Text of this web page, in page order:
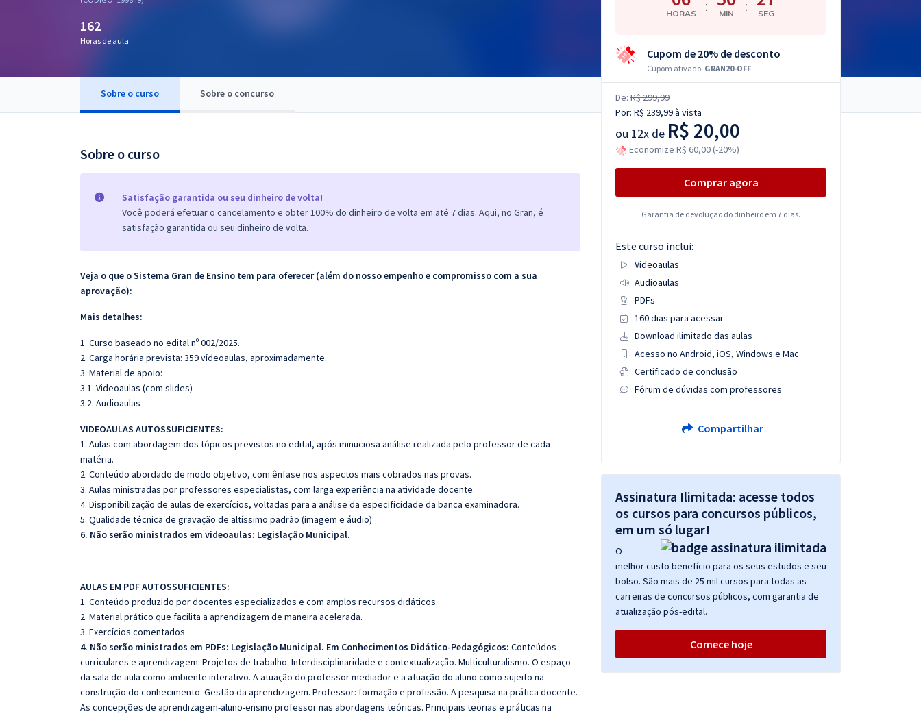
OAB
162
Horas de aula
Sobre o curso Sobre o concurso
Sobre o curso
Satisfação garantida ou seu dinheiro de volta!
Você poderá efetuar o cancelamento e obter 100% do dinheiro de volta em até 7 dias. Aqui, no Gran, é
satisfação garantida ou seu dinheiro de volta.
Veja o que o Sistema Gran de Ensino tem para oferecer (além do nosso empenho e compromisso com a sua
aprovação):
Mais detalhes:
1. Curso baseado no edital nº 002/2025.
2. Carga horária prevista: 359 vídeoaulas, aproximadamente.
3. Material de apoio:
3.1. Videoaulas (com slides)
3.2. Audioaulas
VIDEOAULAS AUTOSSUFICIENTES:
1. Aulas com abordagem dos tópicos previstos no edital, após minuciosa análise realizada pelo professor de cada
matéria.
2. Conteúdo abordado de modo objetivo, com ênfase nos aspectos mais cobrados nas provas.
3. Aulas ministradas por professores especialistas, com larga experiência na atividade docente.
4. Disponibilização de aulas de exercícios, voltadas para a análise da especificidade da banca examinadora.
5. Qualidade técnica de gravação de altíssimo padrão (imagem e áudio)
6. Não serão ministrados em videoaulas: Legislação Municipal.
AULAS EM PDF AUTOSSUFICIENTES:
1. Conteúdo produzido por docentes especializados e com amplos recursos didáticos.
2. Material prático que facilita a aprendizagem de maneira acelerada.
3. Exercícios comentados.
4. Não serão ministrados em PDFs: Legislação Municipal. Em Conhecimentos Didático-Pedagógicos: Conteúdos
curriculares e aprendizagem. Projetos de trabalho. Interdisciplinaridade e contextualização. Multiculturalismo. O espaço
da sala de aula como ambiente interativo. A atuação do professor mediador e a atuação do aluno como sujeito na
construção do conhecimento. Gestão da aprendizagem. Professor: formação e profissão. A pesquisa na prática docente.
As concepções de aprendizagem-aluno-ensino professor nas abordagens teóricas. Principais teorias e práticas na
HORAS : MIN : SEG
Cupom de 20% de desconto
Cupom ativado: GRAN20-OFF
De: R$ 299,99
Por: R$ 239,99à vista
ou 12x de R$ 20,00
Economize R$ 60,00 (-20%)
Comprar agora
Garantia de devolução do dinheiro em 7 dias.
Este curso inclui:
Videoaulas
Audioaulas
PDFs
160 dias para acessar
Download ilimitado das aulas
Acesso no Android, iOS, Windows e Mac
Certificado de conclusão
Fórum de dúvidas com professores
Compartilhar
Assinatura Ilimitada: acesse todos
os cursos para concursos públicos,
em um só lugar!
O
melhor custo benefício para os seus estudos e seu
bolso. São mais de 25 mil cursos para todas as
carreiras de concursos públicos, com garantia de
atualização pós-edital.
Comece hoje